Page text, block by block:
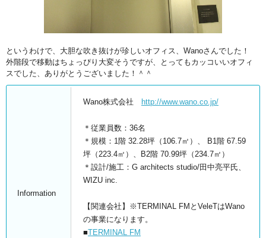
というわけで、大胆な吹き抜けが珍しいオフィス、Wanoさんでした！
外階段で移動はちょっぴり大変そうですが、とってもカッコいいオフィ
スでした、ありがとうございました！＾＾
Information
Wano株式会社 http://www.wano.co.jp/
＊従業員数：36名
＊規模：1階 32.28坪（106.7㎡）、 B1階 67.59
坪（223.4㎡）、B2階 70.99坪（234.7㎡）
＊設計/施工：G architects studio/田中亮平氏、
WIZU inc.
【関連会社】※TERMINAL FMとVeleTはWano
の事業になります。
■TERMINAL FM